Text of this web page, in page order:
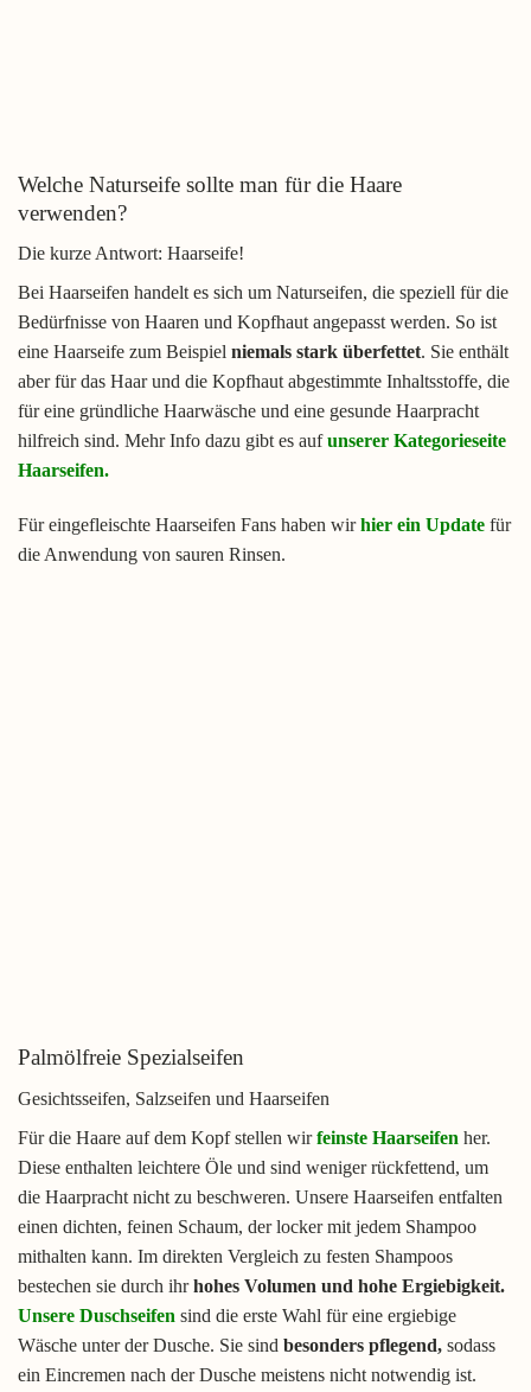
Welche Naturseife sollte man für die Haare
verwenden?
Die kurze Antwort: Haarseife!
Bei Haarseifen handelt es sich um Naturseifen, die speziell für die
Bedürfnisse von Haaren und Kopfhaut angepasst werden. So ist
eine Haarseife zum Beispiel niemals stark überfettet. Sie enthält
aber für das Haar und die Kopfhaut abgestimmte Inhaltsstoffe, die
für eine gründliche Haarwäsche und eine gesunde Haarpracht
hilfreich sind. Mehr Info dazu gibt es aufunserer Kategorieseite
Haarseifen.
Für eingefleischte Haarseifen Fans haben wirhier ein Update für
die Anwendung von sauren Rinsen.
Palmölfreie Spezialseifen
Gesichtsseifen, Salzseifen und Haarseifen
Für die Haare auf dem Kopf stellen wirfeinste Haarseifen her.
Diese enthalten leichtere Öle und sind weniger rückfettend, um
die Haarpracht nicht zu beschweren. Unsere Haarseifen entfalten
einen dichten, feinen Schaum, der locker mit jedem Shampoo
mithalten kann. Im direkten Vergleich zu festen Shampoos
bestechen sie durch ihrhohes Volumen und hohe Ergiebigkeit.
Unsere Duschseifen sind die erste Wahl für eine ergiebige
Wäsche unter der Dusche. Sie sind besonders pflegend, sodass
ein Eincremen nach der Dusche meistens nicht notwendig ist.